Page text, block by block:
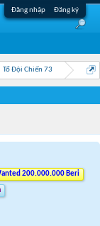
Đăng nhập Đăng ký
Tổ Đội Chiến 73
200.000.000 Beri